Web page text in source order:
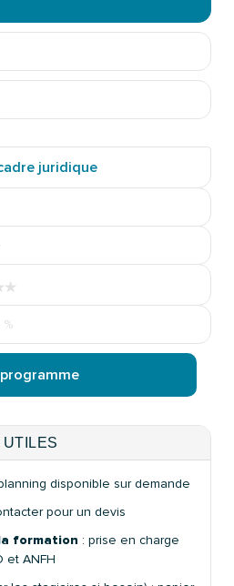
juridique
%
UTILES
disponible sur demande
pour un devis
formation : prise en charge
et ANFH